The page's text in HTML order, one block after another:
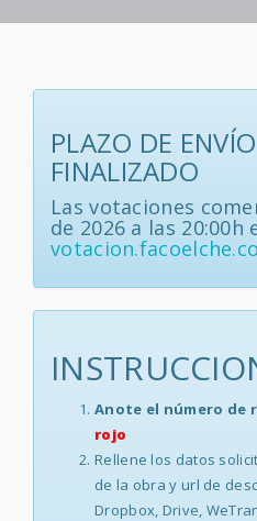
PLAZO DE
FINALIZADO
Las votaciones
de 2026 a las 20:00h
Anote el número de
rojo
Rellene los datos
de la obra y url de
Dropbox, Drive,